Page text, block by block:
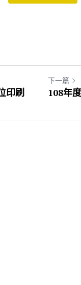
印刷
下一篇
108年